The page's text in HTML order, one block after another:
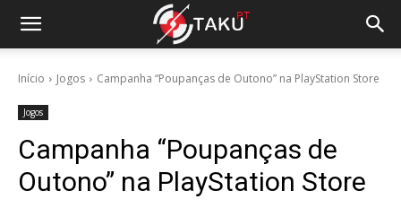
Início Jogos Campanha “Poupanças de Outono” na PlayStation Store
Jogos
Campanha “Poupanças de
Outono” na PlayStation Store